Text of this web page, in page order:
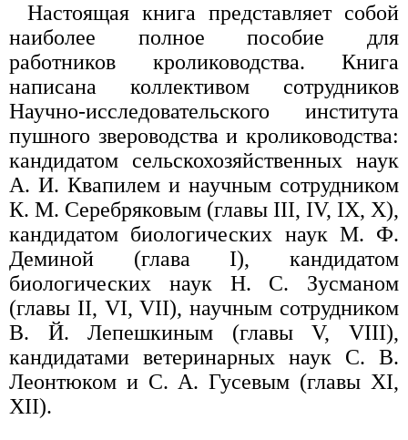
Настоящая книга представляет собой
наиболее полное пособие для
работников кролиководства. Книга
написана коллективом сотрудников
Научно-исследовательского института
пушного звероводства и кролиководства:
кандидатом сельскохозяйственных наук
А. И. Квапилем и научным сотрудником
К. М. Серебряковым (главы III, IV, IX, X),
кандидатом биологических наук М. Ф.
Деминой (глава I), кандидатом
биологических наук Н. С. Зусманом
(главы II, VI, VII), научным сотрудником
В. Й. Лепешкиным (главы V, VIII),
кандидатами ветеринарных наук С. В.
Леонтюком и С. А. Гусевым (главы XI,
XII).